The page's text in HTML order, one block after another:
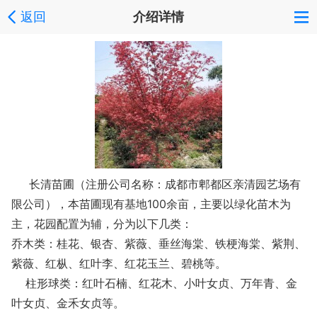
返回 介绍详情
长清苗圃（注册公司名称：成都市郫都区亲清园艺场有
限公司），本苗圃现有基地100余亩，主要以绿化苗木为
主，花园配置为辅，分为以下几类：
乔木类：桂花、银杏、紫薇、垂丝海棠、铁梗海棠、紫荆、
紫薇、红枞、红叶李、红花玉兰、碧桃等。
柱形球类：红叶石楠、红花木、小叶女贞、万年青、金
叶女贞、金禾女贞等。